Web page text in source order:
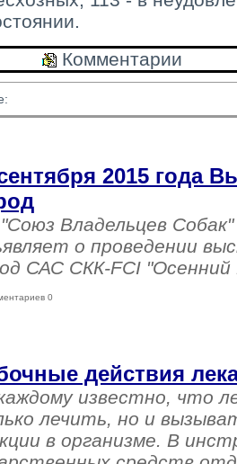
Комментарии
2015 года
Владельцев Собак"
о проведении
САС СКК-FCI "Осенний
0
действия
известно, что
лечить, но и
в организме. В